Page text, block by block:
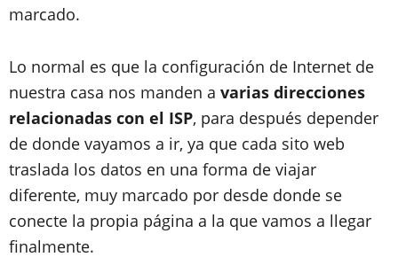
marcado.
Lo normal es que la configuración de Internet de
nuestra casa nos manden a varias direcciones
relacionadas con el ISP, para después depender
de donde vayamos a ir, ya que cada sito web
traslada los datos en una forma de viajar
diferente, muy marcado por desde donde se
conecte la propia página a la que vamos a llegar
finalmente.